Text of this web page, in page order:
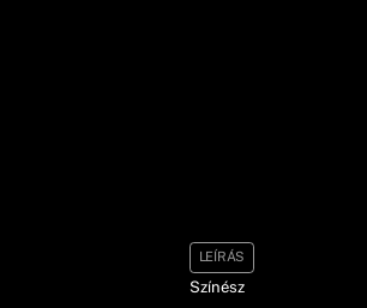
LEÍRÁS
Színész